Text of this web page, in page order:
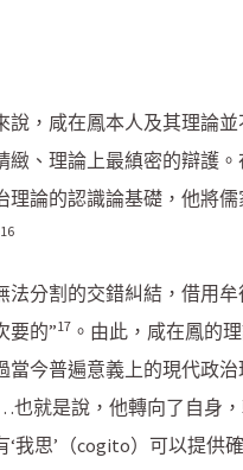
，咸在鳳本人及其理論
、理論上最縝密的辯護
論的認識論基礎，他將
16
分割的交錯糾結，借用
要的”17 。由此，咸在鳳的
今普遍意義上的現代政
就是說，他轉向了自身
我思’（cogito）可以提供